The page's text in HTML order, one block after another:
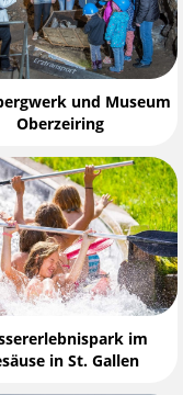
und Museum
Oberzeiring
im
in St. Gallen